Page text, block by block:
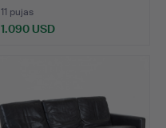
11 pujas
1.090 USD